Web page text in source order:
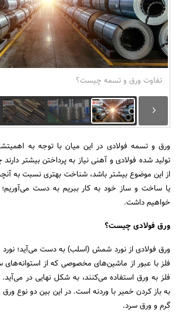
تفاوت ورق و تسمه چیست؟
ورق و تسمه فولادی در این میان با توجه به
تولید شده فولادی و آهنی نیاز به پرداختن بیشتر
از این موضوع بیشتر باشد، شناخت بهتری نسبت به
یا ساخت و ساز خود به کار ببریم به دست
خواهیم داشت.
ورق فولادی چیست؟
ورق فولادی از نورد شمش (اسلب) به دست می‌آید؛
فلز با عبور از ماشین‌های مخصوصی که از
فلز به ورق استفاده می‌کنند، به شکل نهایی در می‌آید.
به باز کردن خمیر با وردنه است. در این بین دو نوع ورق
گرم و ورق سرد.